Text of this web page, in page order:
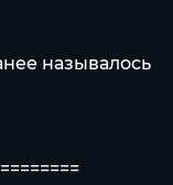
называлось